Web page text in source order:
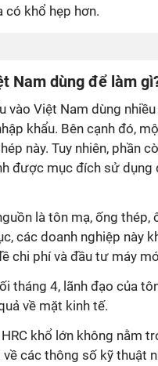
có khổ hẹp hơn.
Nam dùng để làm
vào Việt Nam dùng
khẩu. Bên cạnh đó,
này. Tuy nhiên, phần
được mục đích sử dụng
là tôn mạ, ống thép,
các doanh nghiệp này
chi phí và đầu tư máy
tháng 4, lãnh đạo của
về mặt kinh tế.
khổ lớn không nằm
các thông số kỹ thuật